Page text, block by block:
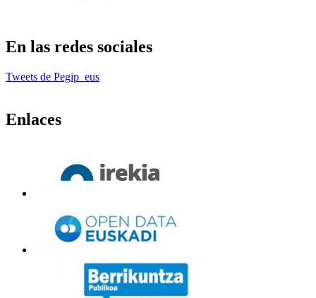
En las redes sociales
Tweets de Pegip_eus
Enlaces